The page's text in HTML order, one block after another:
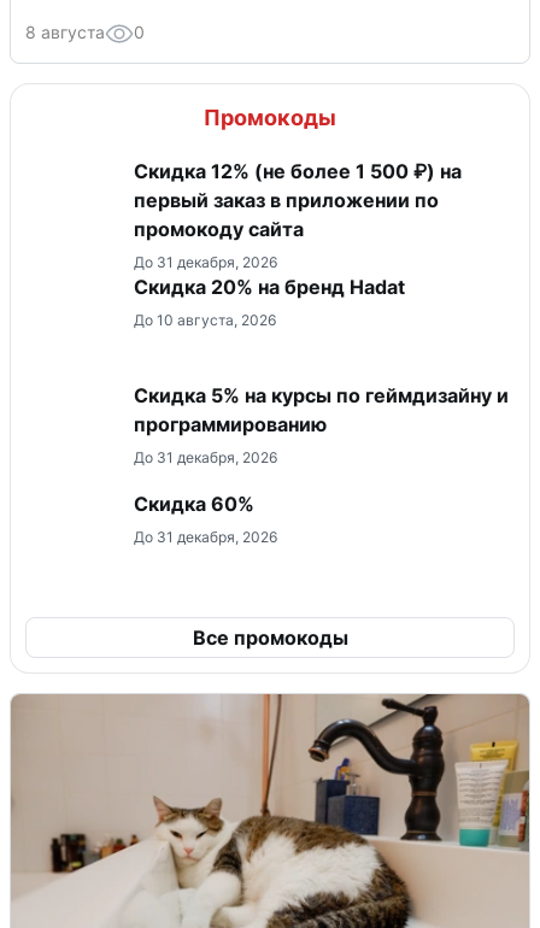
8 августа 0
Промокоды
Скидка 12% (не более 1 500 ₽) на
первый заказ в приложении по
промокоду сайта
До 31 декабря, 2026
Скидка 20% на бренд Hadat
До 10 августа, 2026
Скидка 5% на курсы по геймдизайну и
программированию
До 31 декабря, 2026
Скидка 60%
До 31 декабря, 2026
Все промокоды